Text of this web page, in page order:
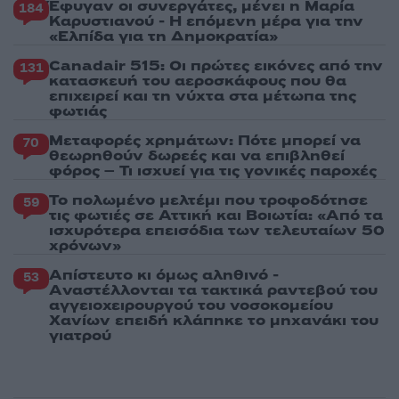
184 Έφυγαν οι συνεργάτες, μένει η Μαρία
Καρυστιανού - Η επόμενη μέρα για την
«Ελπίδα για τη Δημοκρατία»
131 Canadair 515: Οι πρώτες εικόνες από την
κατασκευή του αεροσκάφους που θα
επιχειρεί και τη νύχτα στα μέτωπα της
φωτιάς
70 Μεταφορές χρημάτων: Πότε μπορεί να
θεωρηθούν δωρεές και να επιβληθεί
φόρος – Τι ισχυεί για τις γονικές παροχές
59 Το πολωμένο μελτέμι που τροφοδότησε
τις φωτιές σε Αττική και Βοιωτία: «Από τα
ισχυρότερα επεισόδια των τελευταίων 50
χρόνων»
53 Απίστευτο κι όμως αληθινό -
Aναστέλλονται τα τακτικά ραντεβού του
αγγειοχειρουργού του νοσοκομείου
Χανίων επειδή κλάπηκε το μηχανάκι του
γιατρού